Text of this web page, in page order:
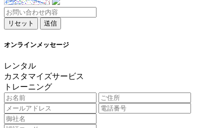
リセット 送信
オンラインメッセージ
レンタル
カスタマイズサービス
トレーニング